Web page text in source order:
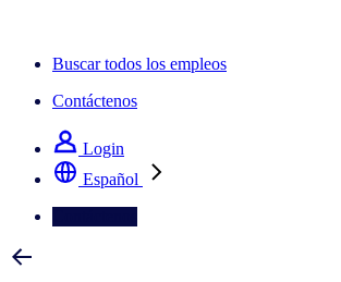
Buscar todos los empleos
Contáctenos
Login
Español